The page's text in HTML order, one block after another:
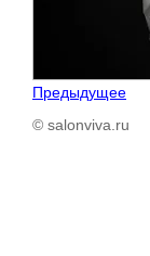
Предыдущее
© salonviva.ru